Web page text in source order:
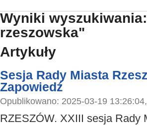
Wyniki
rzeszowska"
Artykuły
Sesja Rady Miasta
Zapowiedź
Opublikowano: 2025-03-19
RZESZÓW. XXIII sesja Rady